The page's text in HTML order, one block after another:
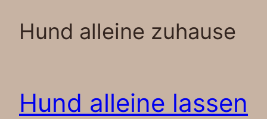
Hund alleine zuhause
Hund alleine lassen